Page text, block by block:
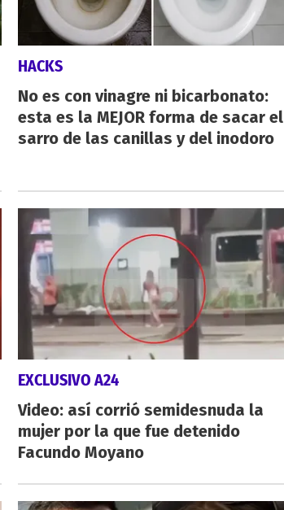
HACKS
No es con vinagre ni bicarbonato:
esta es la MEJOR forma de sacar el
sarro de las canillas y del inodoro
EXCLUSIVO A24
Video: así corrió semidesnuda la
mujer por la que fue detenido
Facundo Moyano